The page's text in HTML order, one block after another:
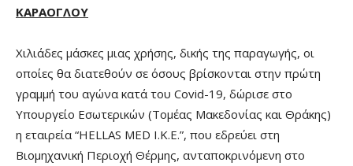
ΚΑΡΑΟΓΛΟΥ
Χιλιάδες μάσκες μιας χρήσης, δικής της παραγωγής, οι
οποίες θα διατεθούν σε όσους βρίσκονται στην πρώτη
γραμμή του αγώνα κατά του Covid-19, δώρισε στο
Υπουργείο Εσωτερικών (Τομέας Μακεδονίας και Θράκης)
η εταιρεία “HELLAS MED I.K.E.”, που εδρεύει στη
Βιομηχανική Περιοχή Θέρμης, ανταποκρινόμενη στο